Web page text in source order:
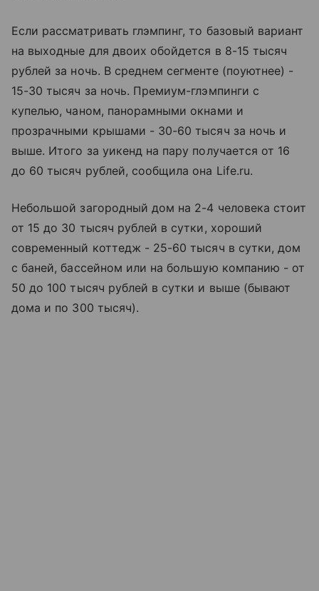
Если рассматривать глэмпинг, то базовый вариант
на выходные для двоих обойдется в 8-15 тысяч
рублей за ночь. В среднем сегменте (поуютнее) -
15-30 тысяч за ночь. Премиум-глэмпинги с
купелью, чаном, панорамными окнами и
прозрачными крышами - 30-60 тысяч за ночь и
выше. Итого за уикенд на пару получается от 16
до 60 тысяч рублей, сообщила она Life.ru.
Небольшой загородный дом на 2-4 человека стоит
от 15 до 30 тысяч рублей в сутки, хороший
современный коттедж - 25-60 тысяч в сутки, дом
с баней, бассейном или на большую компанию - от
50 до 100 тысяч рублей в сутки и выше (бывают
дома и по 300 тысяч).